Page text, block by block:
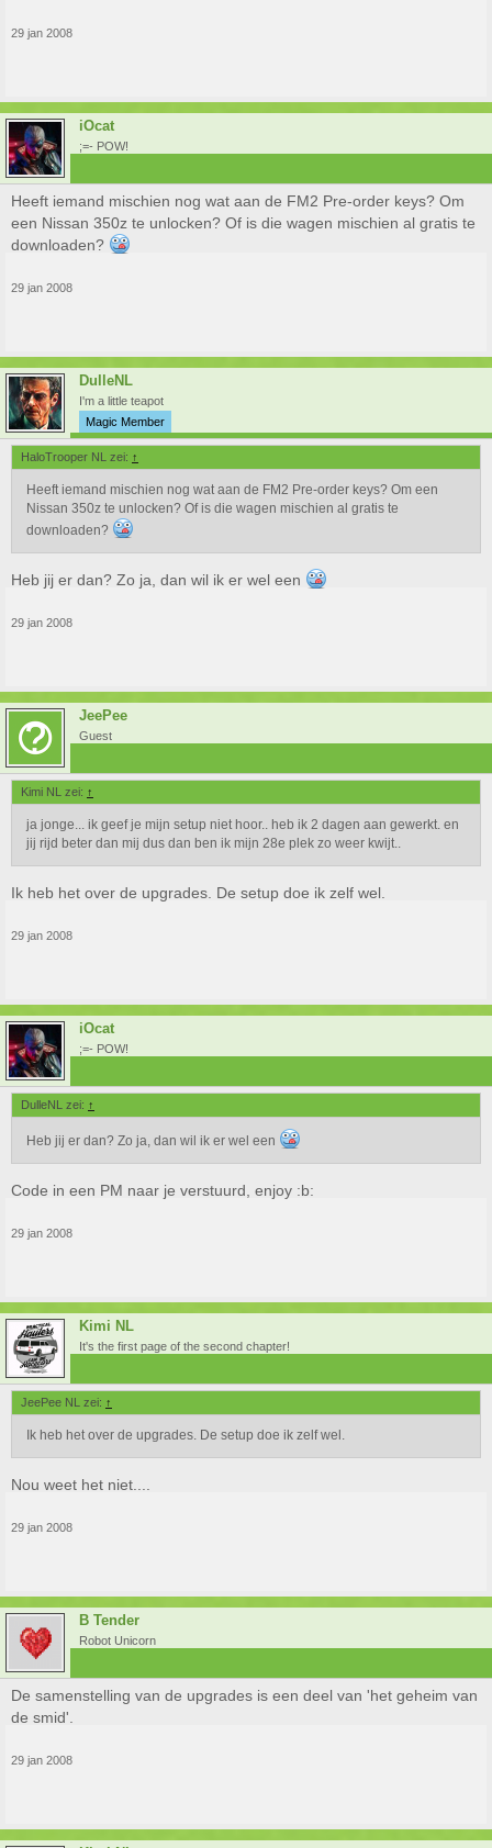
29 jan 2008
iOcat
;=- POW!
Heeft iemand mischien nog wat aan de FM2 Pre-order keys? Om
een Nissan 350z te unlocken? Of is die wagen mischien al gratis te
downloaden?
29 jan 2008
DulleNL
I'm a little teapot
Magic Member
HaloTrooper NL zei: ↑
Heeft iemand mischien nog wat aan de FM2 Pre-order keys? Om een
Nissan 350z te unlocken? Of is die wagen mischien al gratis te
downloaden?
Heb jij er dan? Zo ja, dan wil ik er wel een
29 jan 2008
JeePee
Guest
Kimi NL zei: ↑
ja jonge... ik geef je mijn setup niet hoor.. heb ik 2 dagen aan gewerkt. en
jij rijd beter dan mij dus dan ben ik mijn 28e plek zo weer kwijt..
Ik heb het over de upgrades. De setup doe ik zelf wel.
29 jan 2008
iOcat
;=- POW!
DulleNL zei: ↑
Heb jij er dan? Zo ja, dan wil ik er wel een
Code in een PM naar je verstuurd, enjoy :b:
29 jan 2008
Kimi NL
It's the first page of the second chapter!
JeePee NL zei: ↑
Ik heb het over de upgrades. De setup doe ik zelf wel.
Nou weet het niet....
29 jan 2008
B Tender
Robot Unicorn
De samenstelling van de upgrades is een deel van 'het geheim van
de smid'.
29 jan 2008